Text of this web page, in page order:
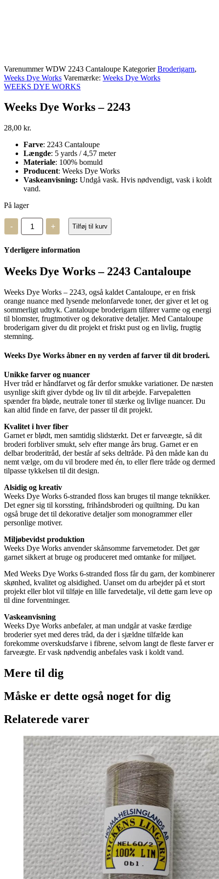
VarenummerWDW 2243 Cantaloupe Kategorier Broderigarn,
Weeks Dye Works Varemærke: Weeks Dye Works
WEEKS DYE WORKS
Weeks Dye Works – 2243
28,00 kr.
Farve: 2243 Cantaloupe
Længde: 5 yards / 4,57 meter
Materiale: 100% bomuld
Producent: Weeks Dye Works
Vaskeanvisning: Undgå vask. Hvis nødvendigt, vask i koldt
vand.
På lager
-
Weeks
Dye
Works
2243
+ Tilføj til kurv
Yderligere information
Weeks Dye Works – 2243 Cantaloupe
Weeks Dye Works – 2243, også kaldet Cantaloupe, er en frisk
orange nuance med lysende melonfarvede toner, der giver et let og
sommerligt udtryk. Cantaloupe broderigarn tilfører varme og energi
til blomster, frugtmotiver og dekorative detaljer. Med Cantaloupe
broderigarn giver du dit projekt et friskt pust og en livlig, frugtig
stemning.
Weeks Dye Works åbner en ny verden af farver til dit broderi.
Unikke farver og nuancer
Hver tråd er håndfarvet og får derfor smukke variationer. De næsten
usynlige skift giver dybde og liv til dit arbejde. Farvepaletten
spænder fra bløde, neutrale toner til stærke og livlige nuancer. Du
kan altid finde en farve, der passer til dit projekt.
Kvalitet i hver fiber
Garnet er blødt, men samtidig slidstærkt. Det er farveægte, så dit
broderi forbliver smukt, selv efter mange års brug. Garnet er en
delbar broderitråd, der består af seks deltråde. På den måde kan du
nemt vælge, om du vil brodere med én, to eller flere tråde og dermed
tilpasse tykkelsen til dit design.
Alsidig og kreativ
Weeks Dye Works 6-stranded floss kan bruges til mange teknikker.
Det egner sig til korssting, frihåndsbroderi og quiltning. Du kan
også bruge det til dekorative detaljer som monogrammer eller
personlige motiver.
Miljøbevidst produktion
Weeks Dye Works anvender skånsomme farvemetoder. Det gør
garnet sikkert at bruge og produceret med omtanke for miljøet.
Med Weeks Dye Works 6-stranded floss får du garn, der kombinerer
skønhed, kvalitet og alsidighed. Uanset om du arbejder på et stort
projekt eller blot vil tilføje en lille farvedetalje, vil dette garn leve op
til dine forventninger.
Vaskeanvisning
Weeks Dye Works anbefaler, at man undgår at vaske færdige
broderier syet med deres tråd, da der i sjældne tilfælde kan
forekomme overskudsfarve i fibrene, selvom langt de fleste farver er
farveægte. Er vask nødvendig anbefales vask i koldt vand.
Mere til dig
Måske er dette også noget for dig
Relaterede varer